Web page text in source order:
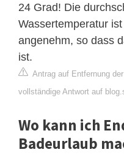
24 Grad! Die
Wassertemperatur
angenehm, so dass
ist.
Antrag auf Entfernung
vollständige Antwort auf
Wo kann ich
Badeurlaub